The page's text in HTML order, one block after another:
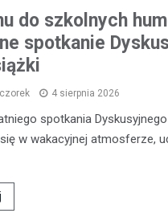
do szkolnych
spotkanie
4 sierpnia 2026
spotkania Dyskusyjnego
w wakacyjnej atmosferze,